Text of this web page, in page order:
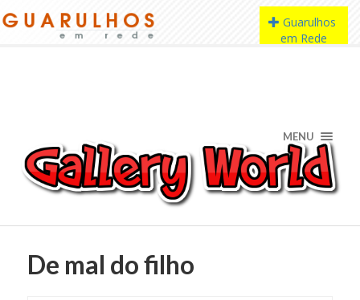
MENU
De mal do filho